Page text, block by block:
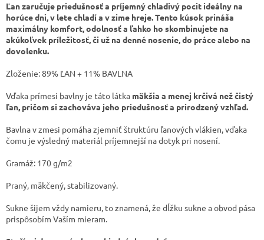
Ľan zaručuje priedušnosť a príjemný chladivý pocit ideálny na
horúce dni, v lete chladí a v zime hreje. Tento kúsok prináša
maximálny komfort, odolnosť a ľahko ho skombinujete na
akúkoľvek príležitosť, či už na denné nosenie, do práce alebo na
dovolenku.
Zloženie:89% ĽAN + 11% BAVLNA
Vďaka prímesi bavlny je táto látka mäkšia a menej krčivá než čistý
ľan, pričom si zachováva jeho priedušnosť a prirodzený vzhľad.
Bavlna v zmesi pomáha zjemniť štruktúru ľanových vlákien, vďaka
čomu je výsledný materiál príjemnejší na dotyk pri nosení.
Gramáž: 170 g/m2
Praný, mäkčený, stabilizovaný.
Sukne šijem vždy namieru, to znamená, že dĺžku sukne a obvod pása
prispôsobím Vaším mieram.